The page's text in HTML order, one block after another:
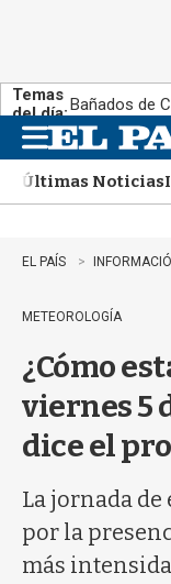
Temas
del día:Bañados de
n
uÚltimas Noticias
EL PAÍS
METEOROLOGÍA
¿Cómo
viernes 5
dice el
La jornada de
por la
más